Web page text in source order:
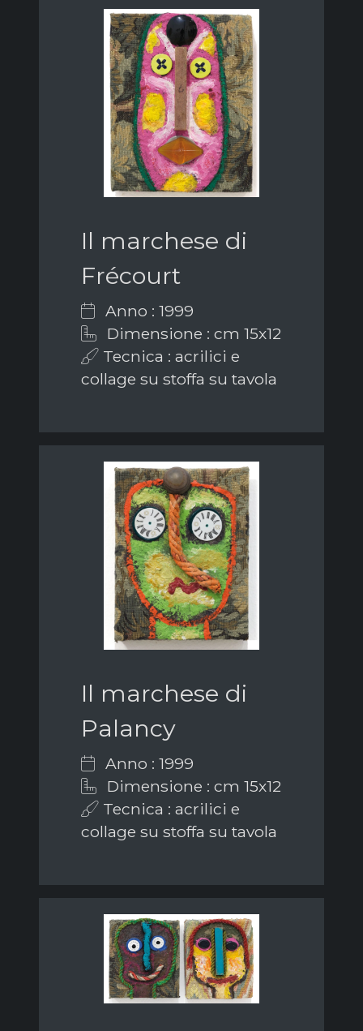
Il marchese di
Frécourt
Anno : 1999
Dimensione : cm 15x12
Tecnica : acrilici e
collage su stoffa su tavola
Il marchese di
Palancy
Anno : 1999
Dimensione : cm 15x12
Tecnica : acrilici e
collage su stoffa su tavola